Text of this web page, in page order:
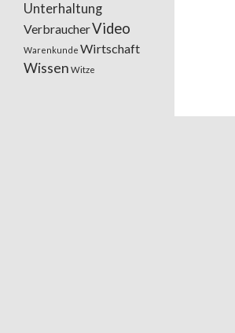
Unterhaltung
VerbraucherVideo
Warenkunde Wirtschaft
Wissen Witze